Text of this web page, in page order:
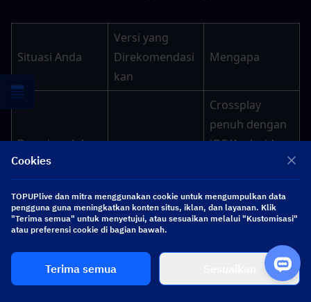
Situasi Anda
Versi yang
Direkomendasi
kan
Mengapa
Pemain seluler
di luar
Tiongkok
Crossplay
penuh dengan
iOS/Android,
Pass, tanpa
penguncian
wilayah
Arena
Breakout:
Visual terbaik,
khusus PC,
Cookies
TOPUPlive dan mitra menggunakan cookie untuk mengumpulkan data
pengguna guna meningkatkan konten situs, iklan, dan layanan. Klik
"Terima semua" untuk menyetujui, atau sesuaikan melalui "Kustomisasi"
atau preferensi cookie di bagian bawah.
Terima semua